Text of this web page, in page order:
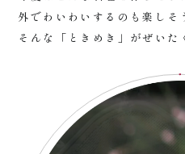
外でわいわいするのも楽しそ
そんな「ときめき」がぜいた